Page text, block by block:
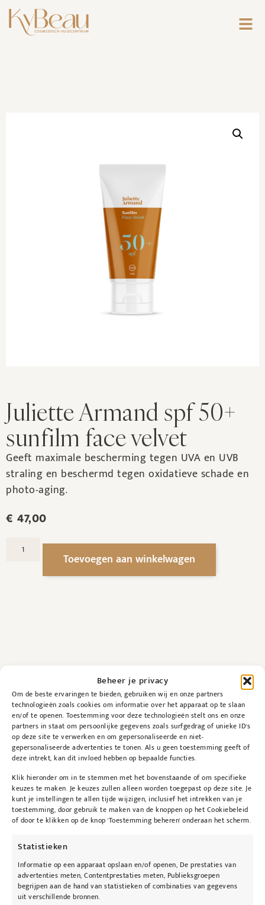
Beheer je privacy
Om de beste ervaringen te bieden, gebruiken wij en onze partners
technologieën zoals cookies om informatie over het apparaat op te slaan
en/of te openen. Toestemming voor deze technologieën stelt ons en onze
partners in staat om persoonlijke gegevens zoals surfgedrag of unieke ID's
op deze site te verwerken en om gepersonaliseerde en niet-
gepersonaliseerde advertenties te tonen. Als u geen toestemming geeft of
deze intrekt, kan dit invloed hebben op bepaalde functies.
Klik hieronder om in te stemmen met het bovenstaande of om specifieke
keuzes te maken. Je keuzes zullen alleen worden toegepast op deze site. Je
kunt je instellingen te allen tijde wijzigen, inclusief het intrekken van je
toestemming, door gebruik te maken van de knoppen op het Cookiebeleid
of door te klikken op de knop 'Toestemming beheren' onderaan het scherm.
Statistieken
Informatie op een apparaat opslaan en/of openen, De prestaties van
advertenties meten, Contentprestaties meten, Publieksgroepen
begrijpen aan de hand van statistieken of combinaties van gegevens
uit verschillende bronnen.
Juliette Armand spf 50+
sunfilm face velvet
Geeft maximale bescherming tegen UVA en UVB
straling en beschermd tegen oxidatieve schade en
photo-aging.
€ 47,00
Toevoegen aan winkelwagen
Beschrijving
Geeft maximale bescherming tegen UVA en
UVB straling en beschermd tegen oxidatieve
schade en photo-aging.
Het voelt zijdezacht en fluweelachtig aan. Het
geeft een “soft focus” effect.
Product voordelen:
Geschikt voor elke huidtype.
Bevat UVA én UVB bescherming.